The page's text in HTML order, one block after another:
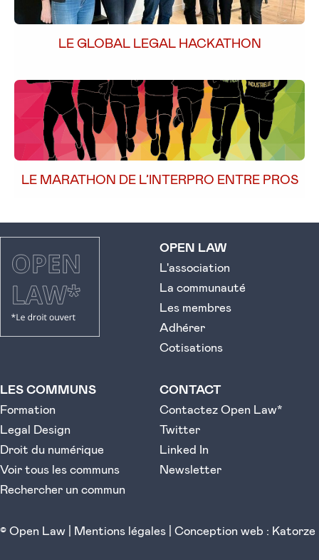
LE GLOBAL LEGAL HACKATHON
LE MARATHON DE L’INTERPRO ENTRE PROS
OPEN LAW
L'association
La communauté
Les membres
Adhérer
Cotisations
LES COMMUNS
Formation
Legal Design
Droit du numérique
Voir tous les communs
Rechercher un commun
CONTACT
Contactez Open Law*
Twitter
Linked In
Newsletter
© Open Law | Mentions légales | Conception web : Katorze